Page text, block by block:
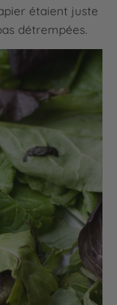
étaient juste
détrempées.